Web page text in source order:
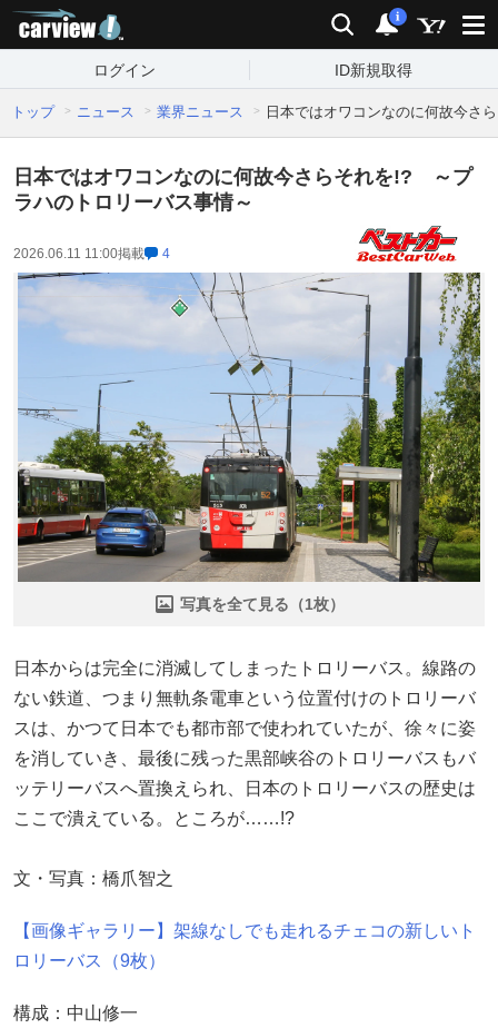
検索 通知
i
ログイン ID新規取得
トップ ニュース 業界ニュース 日本ではオワコンなのに何故今さ
日本ではオワコンなのに何故今さらそれを!? ～プ
ラハのトロリーバス事情～
2026.06.11 11:00掲載 4
写真を全て見る（1枚）
日本からは完全に消滅してしまったトロリーバス。線路の
ない鉄道、つまり無軌条電車という位置付けのトロリーバ
スは、かつて日本でも都市部で使われていたが、徐々に姿
を消していき、最後に残った黒部峡谷のトロリーバスもバ
ッテリーバスへ置換えられ、日本のトロリーバスの歴史は
ここで潰えている。ところが……!?
文・写真：橋爪智之
【画像ギャラリー】架線なしでも走れるチェコの新しいト
ロリーバス（9枚）
構成：中山修一